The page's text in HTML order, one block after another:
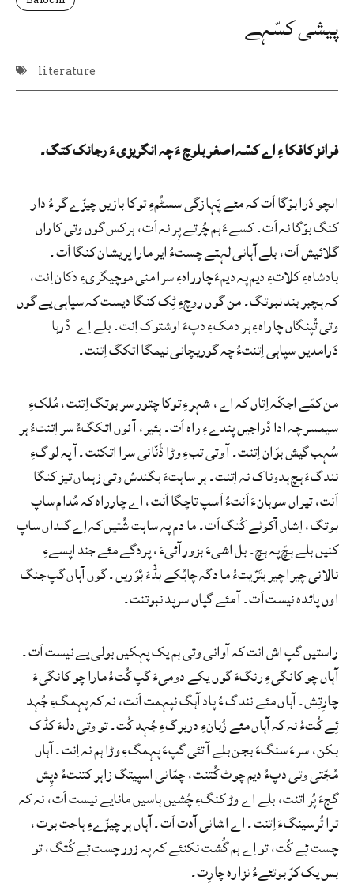
پیشی کسّہے
literature
فرانز کافکا ءِ اے کسّہ اصغر بلوچ ءَ چہ انگریزی ءَ رجانک کتگ۔
انچو دَرا بوّگا اَت کہ مئے پَہازگی سسٹُمءِ توکا بازیں چیزّے گر ءُ دار
کنگ بوّگا نہ اَت۔ کسےءَ ہم چُرتے پِر نہ اَت، ہرکس گوں وتی کاراں
گلائیش اَت، بلے آہانی لہتے چستءُ ایر مارا پریشان کنگا اَت۔
بادشاہءِ کلاتءِ دیم پہ دیمءَ چارراہءِ سرا منی موچیگریءِ دکان اِنت،
کہ ہچبر بند نبوتگ۔ من گوں روچءِ ٹِک کنگا دیست کہ سپاہی یے گوں
وتی تُپنگاں چاراہءِ ہر دمکءِ دپءَ اوشتوک اِنت۔ بلے اِے دْرہا
دَرامدیں سپاہی اِتنتءُ چہ گوریچانی نیمگا اتکگ اِتنت۔
من کمّے اجکّہ اِتاں کہ اے، شہرءِ توکا چتور سر بوتگ اِتنت، مُلکءِ
سیمسر چہ ادا دْراجیں پندےءِ راہ اَت۔ ہئیر، آ نوں اتکگءُ سر اِتنتءُ ہر
سُہب گیش بوّان اِتنت۔ آ وتی تبءِ وڑا ڈَنّانی سرا اتکنت۔ آ پہ لوگءِ
نندگءَ ہچ ہدوناک نہ اِتنت۔ ہر ساہتءَ بگندش وتی زہماں تیز کنگا
اَنت، تیراں سوہانءَ اَنتءُ اَسپ تاچگا اَنت، اے چارراہ کہ مُدام ساپ
بوتگ، اِشاں آکوٹے کُتگ اَت۔ ما دم پہ ساہت شُتیں کہ اِے گنداں ساپ
کنیں بلے ہچّ پہ ہچ۔ بل اشیءَ بزور آئیءَ، پردگے مئے جند اپسےءِ
نالانی چیرا چیر بتَرّیتءُ ما دگہ چابُکے بڈّءَ بْوَریں۔ گوں آہاں گپ جنگ
اوں پائدہ نیست اَت۔ آ مئے گپاں سرپد نبوتنت۔
راستیں گپ اش انت کہ آوانی وتی ہم یک پہکیں بولی یے نیست اَت۔
آہاں چو کانگیءِ رنگءَ گوں یکے دومیءَ گپ کُتءُ مارا چو کانگیءَ
چارِتِش۔ آہاں مئے نندگ ءُ پاد آہگ نپہمت اَنت، نہ کہ پہمگءِ جُہد
ئِے کُتءُ نہ کہ آہاں مئے زُبانءِ دربرگءِ جُہد کُت۔ تو وتی دلءَ کڈک
بکن، سرءَ سنگءَ بجن بلے آ تئی گپءَ پہمگءِ وڑا ہم نہ اِنت۔ آہاں
مُجّتی وتی دپءُ دیم چوٹ کُتنت، چمّانی اسپیتگ زاہر کتنتءُ دپِش
گجءَ پُر اتنت، بلے اے وڑ کنگءِ چُشیں ہاسیں مانایے نیست اَت، نہ کہ
ترا تُرسینگءَ اِتنت۔ اے اشانی آدت اَت۔ آہاں ہر چیزّےءِ ہاجت بوت،
چست ئِے کُت، تو اِے ہم گُشت نکنئے کہ پہ زور چست ئِے کُتگ، تو
بس یک کرّ بوتئےءُ نزارہ چارِت۔